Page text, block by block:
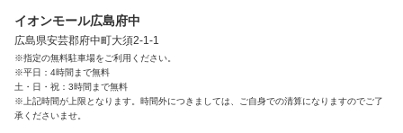
イオンモール広島府中
広島県安芸郡府中町大須2-1-1
※指定の無料駐車場をご利用ください。
※平日：4時間まで無料
土・日・祝：3時間まで無料
※上記時間が上限となります。時間外につきましては、ご自身での清算になりますのでご了
承くださいませ。